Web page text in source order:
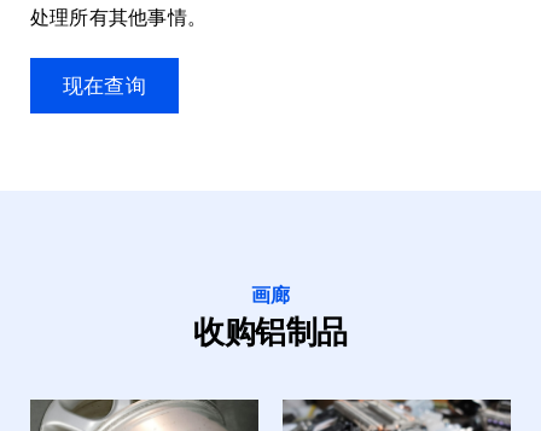
处理所有其他事情。
现在查询
画廊
收购铝制品